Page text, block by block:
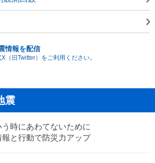
情報を配信
（旧Twitter）をご利用ください。
震
う時にあわてないために
報と行動で防災力アップ